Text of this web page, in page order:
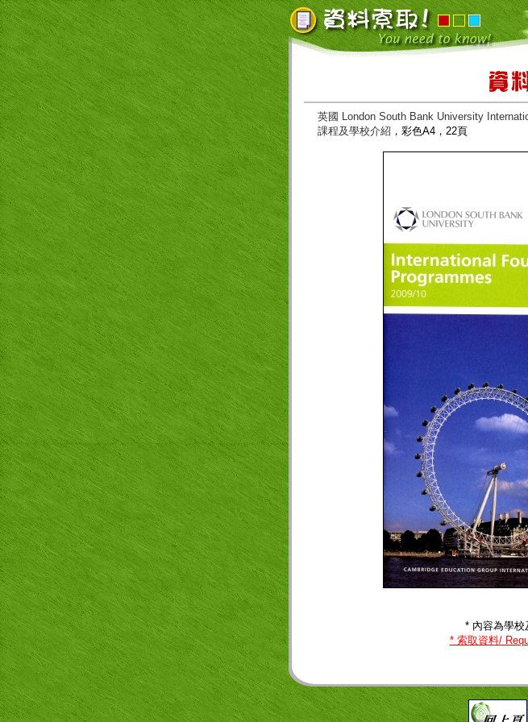
英國 London South Bank University
課程及學校介紹 ，彩色A4，22頁
* 內容為學校
* 索取資料/